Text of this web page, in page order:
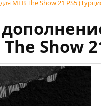
MLB The Show 21 PS5
The Show